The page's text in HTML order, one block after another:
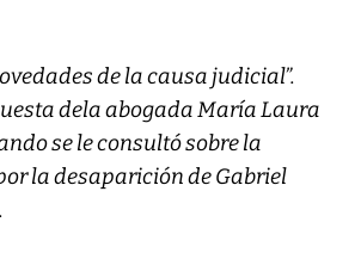
de la causa judicial”.
dela abogada María Laura
se le consultó sobre la
la desaparición de Gabriel